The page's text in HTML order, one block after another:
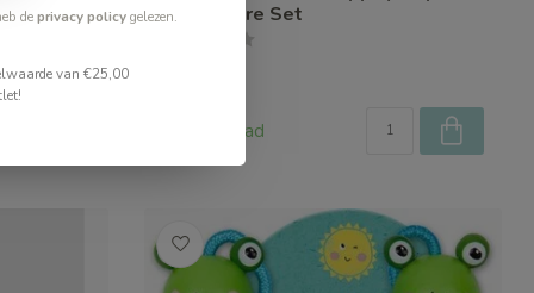
Accessoire Set
Op voorraad
deprivacy policygelezen.
van €25,00